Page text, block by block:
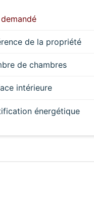
de la propriété
de chambres
intérieure
énergétique